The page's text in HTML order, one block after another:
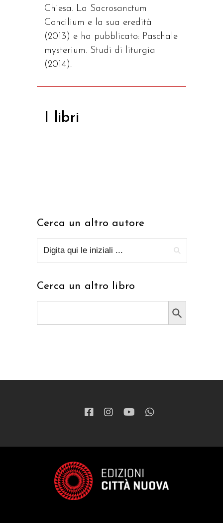
Chiesa. La Sacrosanctum
Concilium e la sua eredità
(2013) e ha pubblicato: Paschale
mysterium. Studi di liturgia
(2014).
I libri
Cerca un altro autore
Cerca un altro libro
Search Button